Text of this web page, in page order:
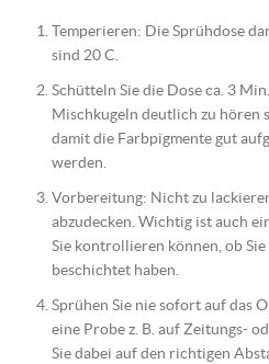
Temperieren: Die Sprühdose
sind 20 C.
Schütteln Sie die Dose ca. 3
Mischkugeln deutlich zu hören
damit die Farbpigmente gut
werden.
Vorbereitung: Nicht zu
abzudecken. Wichtig ist auch
Sie kontrollieren können, ob
beschichtet haben.
Sprühen Sie nie sofort auf das
eine Probe z. B. auf Zeitungs-
Sie dabei auf den richtigen